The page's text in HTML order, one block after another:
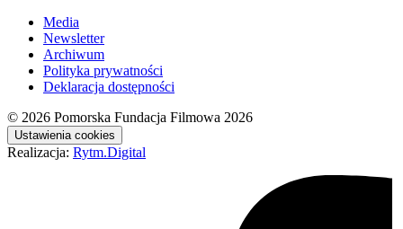
Media
Newsletter
Archiwum
Polityka prywatności
Deklaracja dostępności
© 2026 Pomorska Fundacja Filmowa 2026
Ustawienia cookies
Realizacja: Rytm.Digital